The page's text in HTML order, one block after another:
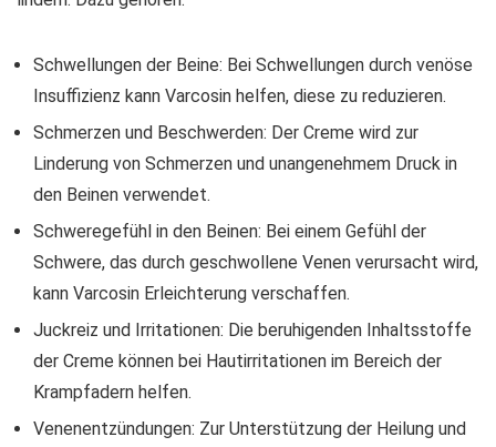
Schwellungen der Beine: Bei Schwellungen durch venöse
Insuffizienz kann Varcosin helfen, diese zu reduzieren.
Schmerzen und Beschwerden: Der Creme wird zur
Linderung von Schmerzen und unangenehmem Druck in
den Beinen verwendet.
Schweregefühl in den Beinen: Bei einem Gefühl der
Schwere, das durch geschwollene Venen verursacht wird,
kann Varcosin Erleichterung verschaffen.
Juckreiz und Irritationen: Die beruhigenden Inhaltsstoffe
der Creme können bei Hautirritationen im Bereich der
Krampfadern helfen.
Venenentzündungen: Zur Unterstützung der Heilung und